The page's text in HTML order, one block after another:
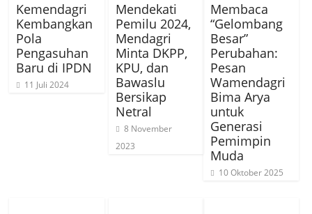
Kemendagri
Kembangkan
Pola
Pengasuhan
Baru di IPDN
11 Juli 2024
Mendekati
Pemilu 2024,
Mendagri
Minta DKPP,
KPU, dan
Bawaslu
Bersikap
Netral
8 November
2023
Membaca
“Gelombang
Besar”
Perubahan:
Pesan
Wamendagri
Bima Arya
untuk
Generasi
Pemimpin
Muda
10 Oktober 2025